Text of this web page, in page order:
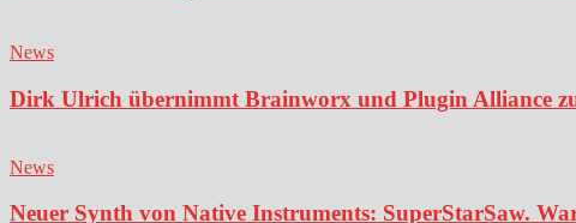
News
Dirk Ulrich übernimmt Brainworx und Plugin Alliance
News
Neuer Synth von Native Instruments: SuperStarSaw.